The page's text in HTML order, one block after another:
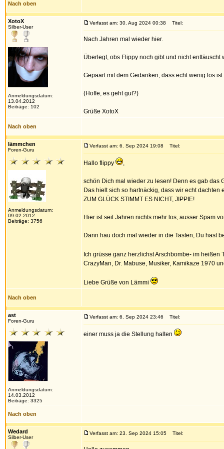
Nach oben
XotoX
Silber-User
Anmeldungsdatum:
13.04.2012
Beiträge: 102
Verfasst am: 30. Aug 2024 00:38 Titel:
Nach Jahren mal wieder hier.
Überlegt, obs Flippy noch gibt und nicht enttäuscht
Gepaart mit dem Gedanken, dass echt wenig los
(Hoffe, es geht gut?)
Grüße XotoX
Nach oben
lämmchen
Foren-Guru
Anmeldungsdatum:
09.02.2012
Beiträge: 3756
Verfasst am: 6. Sep 2024 19:08 Titel:
Hallo flippy ,
schön Dich mal wieder zu lesen! Denn es gab das
Das hielt sich so hartnäckig, dass wir echt dachten
ZUM GLÜCK STIMMT ES NICHT, JIPPIE!
Hier ist seit Jahren nichts mehr los, ausser Spam
Dann hau doch mal wieder in die Tasten, Du hast
Ich grüsse ganz herzlichst Arschbombe- im
CrazyMan, Dr. Mabuse, Musiker, Kamikaze 1970
Liebe Grüße von Lämmi
Nach oben
ast
Foren-Guru
Anmeldungsdatum:
14.03.2012
Beiträge: 3325
Verfasst am: 6. Sep 2024 23:46 Titel:
einer muss ja die Stellung halten
Nach oben
Wedard
Silber-User
Verfasst am: 23. Sep 2024 15:05 Titel: